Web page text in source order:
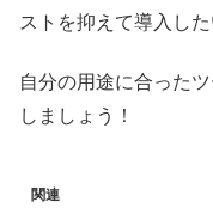
ストを抑えて導入し
自分の用途に合った
しましょう！
関連